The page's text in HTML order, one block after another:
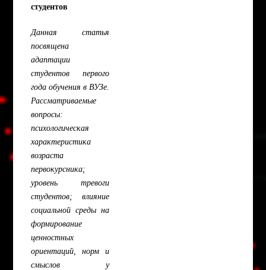
студентов
Данная статья
посвящена
адаптации
студентов первого
года обучения в ВУЗе.
Рассматриваемые
вопросы:
психологическая
характеристика
возраста
первокурсника;
уровень тревоги
студентов; влияние
социальной среды на
формирование
ценностных
ориентаций, норм и
смыслов у